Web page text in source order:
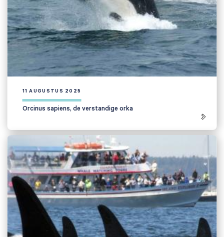
11 AUGUSTUS 2025
Orcinus sapiens, de verstandige orka